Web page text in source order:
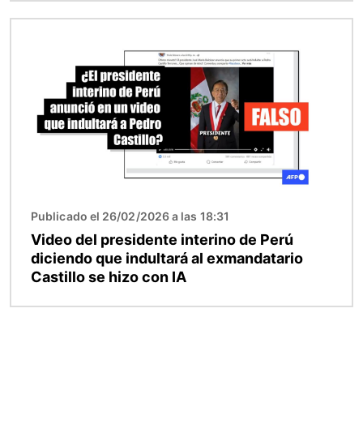
Publicado el 26/02/2026 a las 18:31
Video del presidente interino de Perú
diciendo que indultará al exmandatario
Castillo se hizo con IA